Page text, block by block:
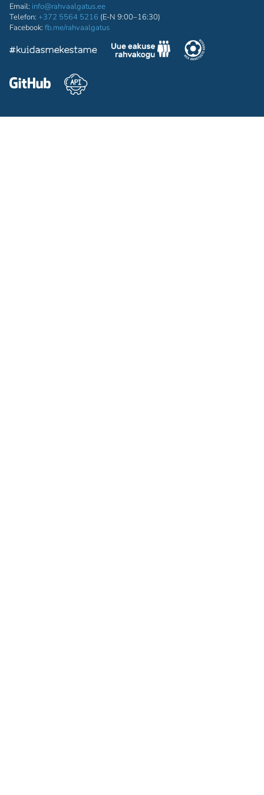
Email: info@rahvaalgatus.ee
Telefon: +372 5564 5216 (E-N 9:00–16:30)
Facebook: fb.me/rahvaalgatus